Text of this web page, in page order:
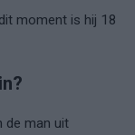
moment is hij 18
de man uit